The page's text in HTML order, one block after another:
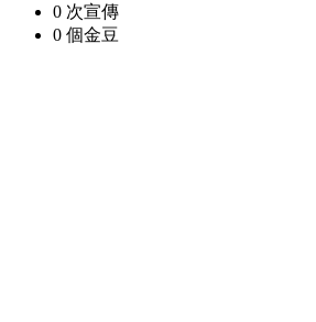
0 次宣傳
0 個金豆